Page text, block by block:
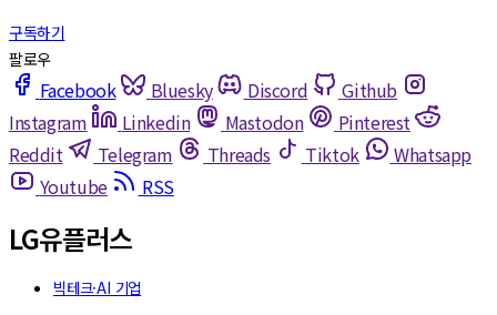
Facebook Bluesky Discord
Github
Instagram
Linkedin Mastodon
Pinterest
Reddit
Telegram Threads Tiktok
Whatsapp
Youtube
RSS
LG유플러스
빅테크·AI 기업